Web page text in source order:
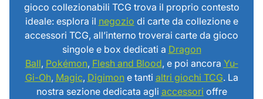
gioco collezionabili TCG trova il proprio contesto
ideale: esplora il negozio di carte da collezione e
accessori TCG, all’interno troverai carte da gioco
singole e box dedicati a Dragon
Ball, Pokémon, Flesh and Blood, e poi ancora Yu-
Gi-Oh, Magic, Digimone tanti altri giochi TCG. La
nostra sezione dedicata agli accessori offre